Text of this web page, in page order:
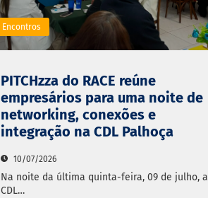
Encontros
PITCHzza do RACE reúne
empresários para uma noite de
networking, conexões e
integração na CDL Palhoça
10/07/2026
Na noite da última quinta-feira, 09 de julho, a
CDL…